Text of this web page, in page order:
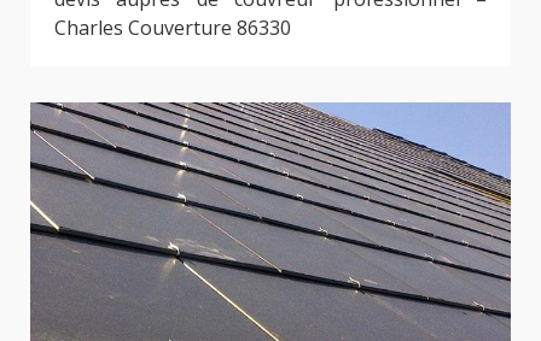
Charles Couverture 86330